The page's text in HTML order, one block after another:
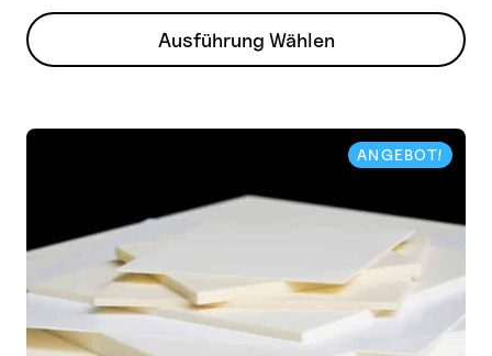
Ausführung Wählen
Dieses
Produkt
Varianten
können
der
Produktseite
ANGEBOT!